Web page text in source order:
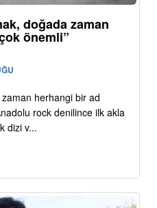
doğada zaman
önemli”
zaman herhangi bir ad
rock denilince ilk akla
dizi v...